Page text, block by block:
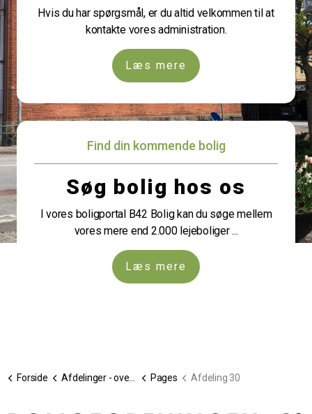
Hvis du har spørgsmål, er du altid velkommen til at
kontakte vores administration.
Læs mere
Find din kommende bolig
Søg bolig hos os
I vores boligportal B42 Bolig kan du søge mellem
vores mere end 2.000 lejeboliger ...
Læs mere
Forside Afdelinger - oversigt Pages Afdeling 30